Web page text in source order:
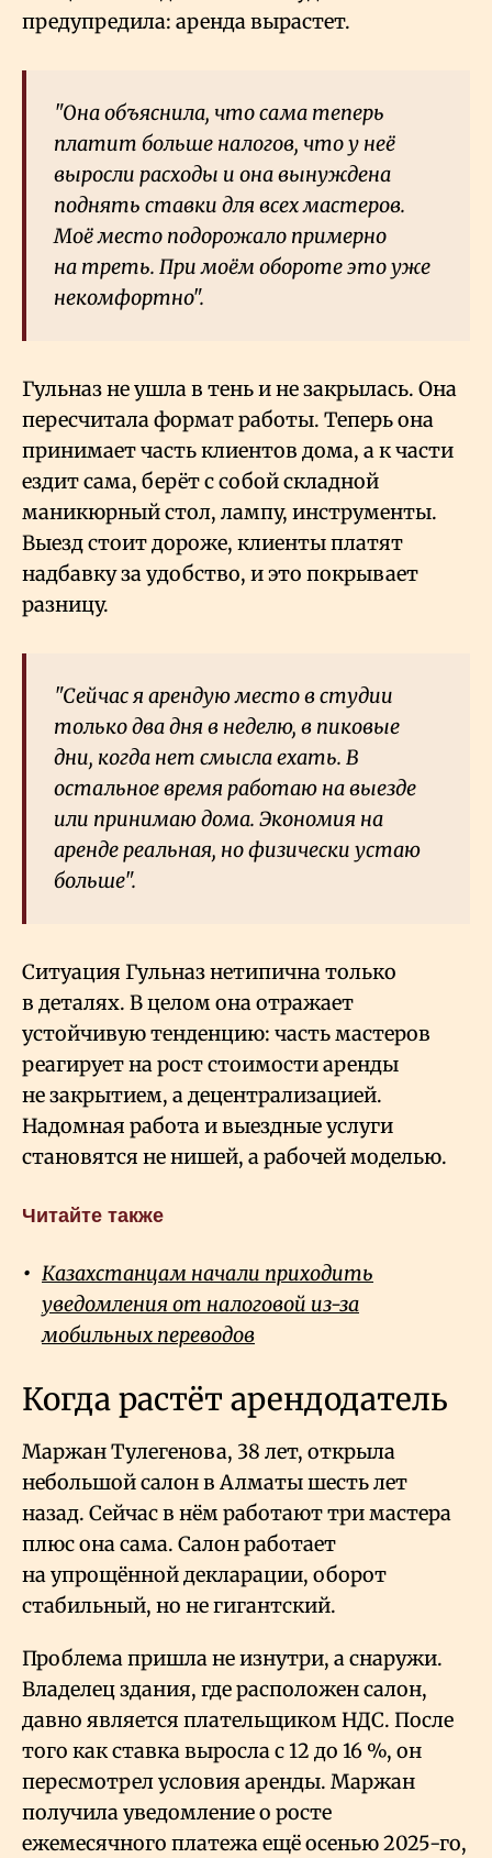
предупредила: аренда вырастет.
"Она объяснила, что сама теперь
платит больше налогов, что у неё
выросли расходы и она вынуждена
поднять ставки для всех мастеров.
Моё место подорожало примерно
на треть. При моём обороте это уже
некомфортно".
Гульназ не ушла в тень и не закрылась. Она
пересчитала формат работы. Теперь она
принимает часть клиентов дома, а к части
ездит сама, берёт с собой складной
маникюрный стол, лампу, инструменты.
Выезд стоит дороже, клиенты платят
надбавку за удобство, и это покрывает
разницу.
"Сейчас я арендую место в студии
только два дня в неделю, в пиковые
дни, когда нет смысла ехать. В
остальное время работаю на выезде
или принимаю дома. Экономия на
аренде реальная, но физически устаю
больше".
Ситуация Гульназ нетипична только
в деталях. В целом она отражает
устойчивую тенденцию: часть мастеров
реагирует на рост стоимости аренды
не закрытием, а децентрализацией.
Надомная работа и выездные услуги
становятся не нишей, а рабочей моделью.
Читайте также
Казахстанцам начали приходить
уведомления от налоговой из-за
мобильных переводов
Когда растёт арендодатель
Маржан Тулегенова, 38 лет, открыла
небольшой салон в Алматы шесть лет
назад. Сейчас в нём работают три мастера
плюс она сама. Салон работает
на упрощённой декларации, оборот
стабильный, но не гигантский.
Проблема пришла не изнутри, а снаружи.
Владелец здания, где расположен салон,
давно является плательщиком НДС. После
того как ставка выросла с 12 до 16 %, он
пересмотрел условия аренды. Маржан
получила уведомление о росте
ежемесячного платежа ещё осенью 2025-го,